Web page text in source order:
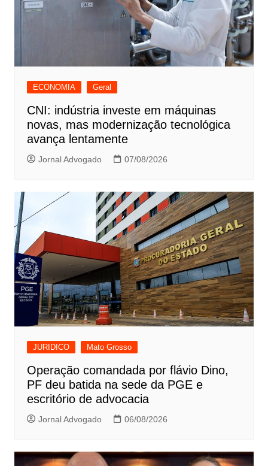
ECONOMIA Geral
CNI: indústria investe em máquinas
novas, mas modernização tecnológica
avança lentamente
Jornal Advogado 07/08/2026
JURIDICO Mato Grosso
Operação comandada por flávio Dino,
PF deu batida na sede da PGE e
escritório de advocacia
Jornal Advogado 06/08/2026